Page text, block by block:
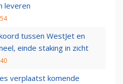
leveren
tussen WestJet en
einde staking in zicht
verplaatst komende